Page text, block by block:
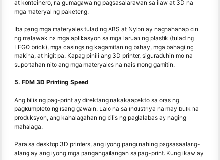
at konteinero, na gumagawa ng pagsasalarawan sa ilaw at 3D na
mga materyal ng paketeng.
Iba pang mga materyales tulad ng ABS at Nylon ay naghahanap din
ng malawak na mga aplikasyon sa mga laruan ng plastik (tulad ng
LEGO brick), mga casings ng kagamitan ng bahay, mga bahagi ng
makina, at higit pa. Kapag pinili ang 3D printer, siguraduhin mo na
suportahan nito ang mga materyales na nais mong gamitin.
5. FDM 3D Printing Speed
Ang bilis ng pag-print ay direktang nakakaapekto sa oras ng
pagkumpleto ng isang gawain. Lalo na sa industriya na may bulk na
produksyon, ang kahalagahan ng bilis ng paglalabas ay naging
mahalaga.
Para sa desktop 3D printers, ang iyong pangunahing pagsasaalang-
alang ay ang iyong mga pangangailangan sa pag-print. Kung ikaw ay